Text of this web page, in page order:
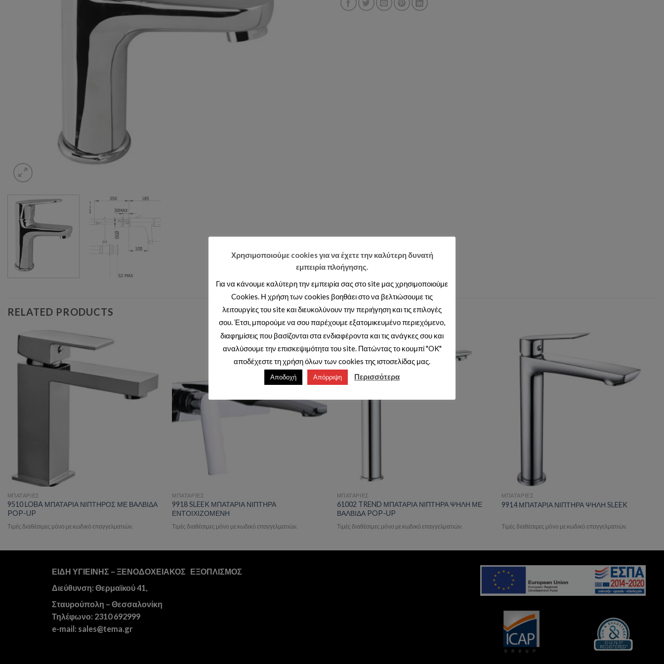
RELATED PRODUCTS
ΜΠΑΤΑΡΙΕΣ
9510 LOBA ΜΠΑΤΑΡΙΑ ΝΙΠΤΗΡΟΣ ΜΕ ΒΑΛΒΙΔΑ
POP-UP
Τιμές διαθέσιμες μόνο με κωδικό επαγγελματιών.
Add to wishlist
ΜΠΑΤΑΡΙΕΣ
9918 SLEEK ΜΠΑΤΑΡΙΑ ΝΙΠΤΗΡΑ
ΕΝΤΟΙΧΙΖΟΜΕΝΗ
Τιμές διαθέσιμες μόνο με κωδικό επαγγελματιών.
ΜΠΑΤΑΡΙΕΣ
61002 TREND ΜΠΑΤΑΡΙΑ ΝΙΠΤΗΡΑ ΨΗΛΗ ΜΕ
ΒΑΛΒΙΔΑ POP-UP
Τιμές διαθέσιμες μόνο με κωδικό επαγγελματιών.
Add to wishlist
ΜΠΑΤΑΡΙΕΣ
9914 ΜΠΑΤΑΡΙΑ ΝΙΠΤΗΡΑ ΨΗΛΗ SLEEK
Τιμές διαθέσιμες μόνο με κωδικό επαγγελματιών.
ΕΙΔΗ ΥΓΙΕΙΝΗΣ – ΞΕΝΟΔΟΧΕΙΑΚΟΣ ΕΞΟΠΛΙΣΜΟΣ
Διεύθυνση: Θερμαϊκού 41,
Σταυρούπολη – Θεσσαλονίκη
Τηλέφωνο: 2310 692999
e-mail: sales@tema.gr
Χρησιμοποιούμε cookies για να έχετε την καλύτερη δυνατή
εμπειρία πλοήγησης.
Για να κάνουμε καλύτερη την εμπειρία σας στο site μας χρησιμοποιούμε
Cookies. Η χρήση των cookies βοηθάει στο να βελτιώσουμε τις
λειτουργίες του site και διευκολύνουν την περιήγηση και τις επιλογές
σου. Έτσι, μπορούμε να σου παρέχουμε εξατομικευμένο περιεχόμενο,
διαφημίσεις που βασίζονται στα ενδιαφέροντα και τις ανάγκες σου και
αναλύσουμε την επισκεψιμότητα του site. Πατώντας το κουμπί "OK"
αποδέχεστε τη χρήση όλων των cookies της ιστοσελίδας μας.
Αποδοχή Απόρριψη Περισσότερα